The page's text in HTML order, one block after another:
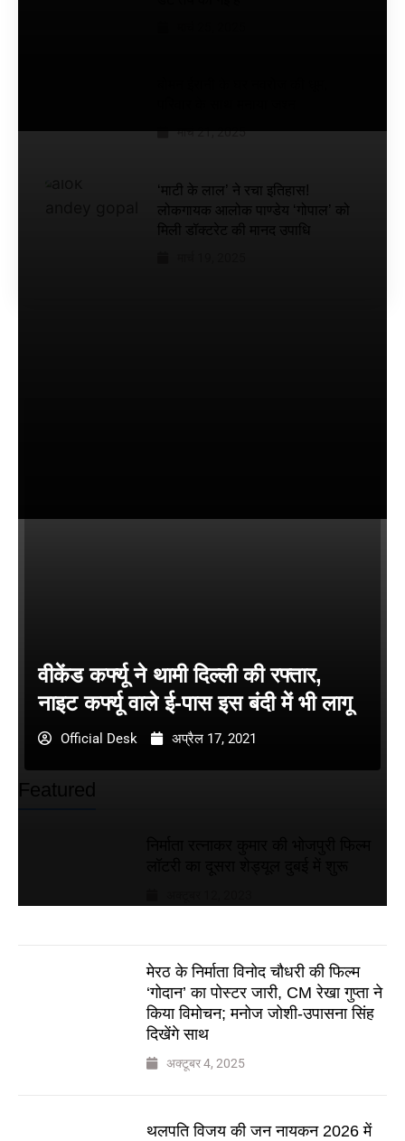
मार्च 21, 2025
‘माटी के लाल’ ने रचा इतिहास!
लोकगायक आलोक पाण्डेय ‘गोपाल’ को
मिली डॉक्टरेट की मानद उपाधि
Featured
मेरठ के निर्माता विनोद चौधरी की फिल्म
‘गोदान’ का पोस्टर जारी, CM रेखा गुप्ता ने
किया विमोचन; मनोज जोशी-उपासना सिंह
दिखेंगे साथ
अक्टूबर 4, 2025
थलपति विजय की जन नायकन 2026 में
वीकेंड कर्फ्यू ने थामी दिल्ली की रफ्तार,
नाइट कर्फ्यू वाले ई-पास इस बंदी में भी लागू
Official Desk अप्रैल 17, 2021